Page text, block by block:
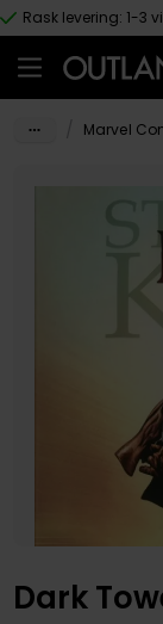
Hopp til
Rask levering: 1-3
Marvel
Dark